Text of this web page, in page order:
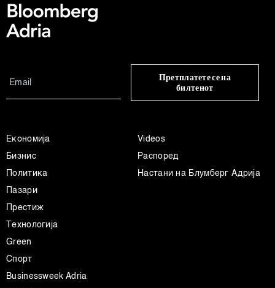
Претплатете се на
билтенот
Економија
Бизнис
Политика
Пазари
Престиж
Технологија
Green
Спорт
Businessweek Adria
Videos
Распоред
Настани на Блумберг Адрија